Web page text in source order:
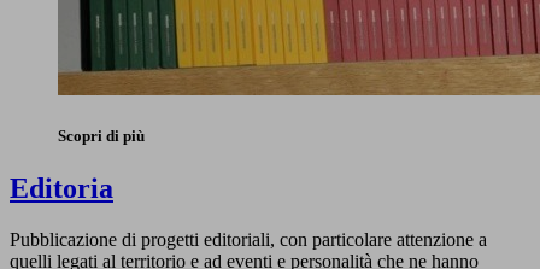
Scopri di più
Editoria
Pubblicazione di progetti editoriali, con particolare attenzione a
quelli legati al territorio e ad eventi e personalità che ne hanno